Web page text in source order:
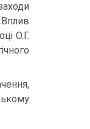
О.Г.